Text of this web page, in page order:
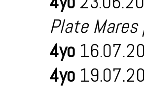
Plate Mares
4yo
4yo